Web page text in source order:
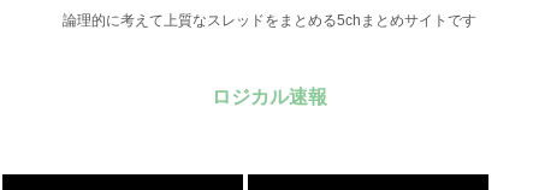
論理的に考えて上質なスレッドをまとめる5chまとめサイトです
ロジカル速報